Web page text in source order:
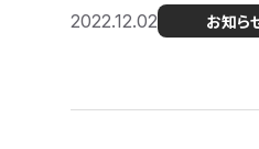
2022.12.02 お知ら